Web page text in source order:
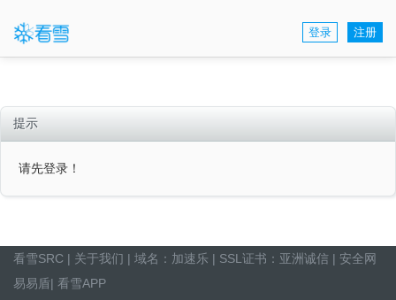
登录 注册
提示
请先登录！
看雪SRC | 关于我们 | 域名： 加速乐 | SSL证书： 亚洲诚信 | 安全网
易易盾| 看雪APP